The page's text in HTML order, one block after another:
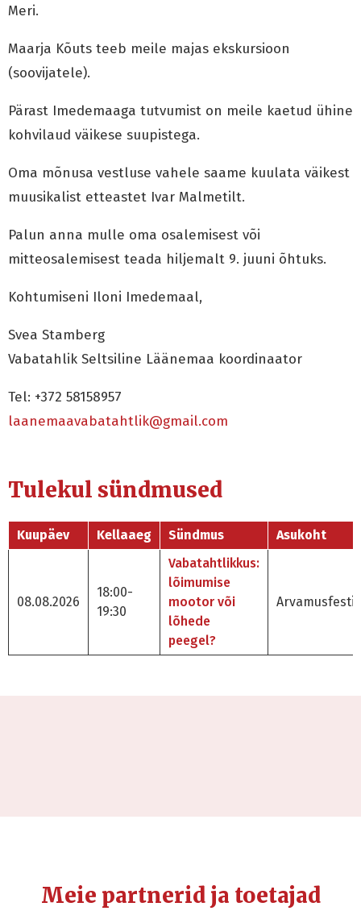
Meri.
Maarja Kõuts teeb meile majas ekskursioon
(soovijatele).
Pärast Imedemaaga tutvumist on meile kaetud ühine
kohvilaud väikese suupistega.
Oma mõnusa vestluse vahele saame kuulata väikest
muusikalist etteastet Ivar Malmetilt.
Palun anna mulle oma osalemisest või
mitteosalemisest teada hiljemalt 9. juuni õhtuks.
Kohtumiseni Iloni Imedemaal,
Svea Stamberg
Vabatahlik Seltsiline Läänemaa koordinaator
Tel: +372 58158957
laanemaavabatahtlik@gmail.com
Tulekul sündmused
Kuupäev Kellaaeg Sündmus Asukoht
08.08.2026
18:00-
19:30
Vabatahtlikkus:
lõimumise
mootor või
lõhede
peegel?
Meie partnerid ja toetajad